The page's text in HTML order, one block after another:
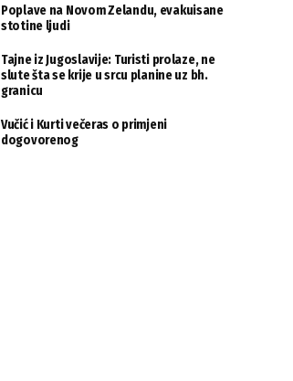
Poplave na Novom Zelandu, evakuisane
stotine ljudi
Tajne iz Jugoslavije: Turisti prolaze, ne
slute šta se krije u srcu planine uz bh.
granicu
Vučić i Kurti večeras o primjeni
dogovorenog